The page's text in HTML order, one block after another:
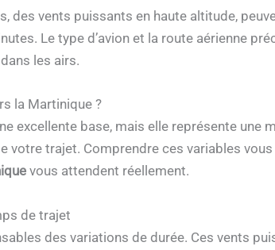
des vents puissants en haute altitude,
Le type d’avion et la route aérienne
les airs.
la Martinique ?
excellente base, mais elle représente une
trajet. Comprendre ces variables
vous attendent réellement.
de trajet
des variations de durée. Ces vents